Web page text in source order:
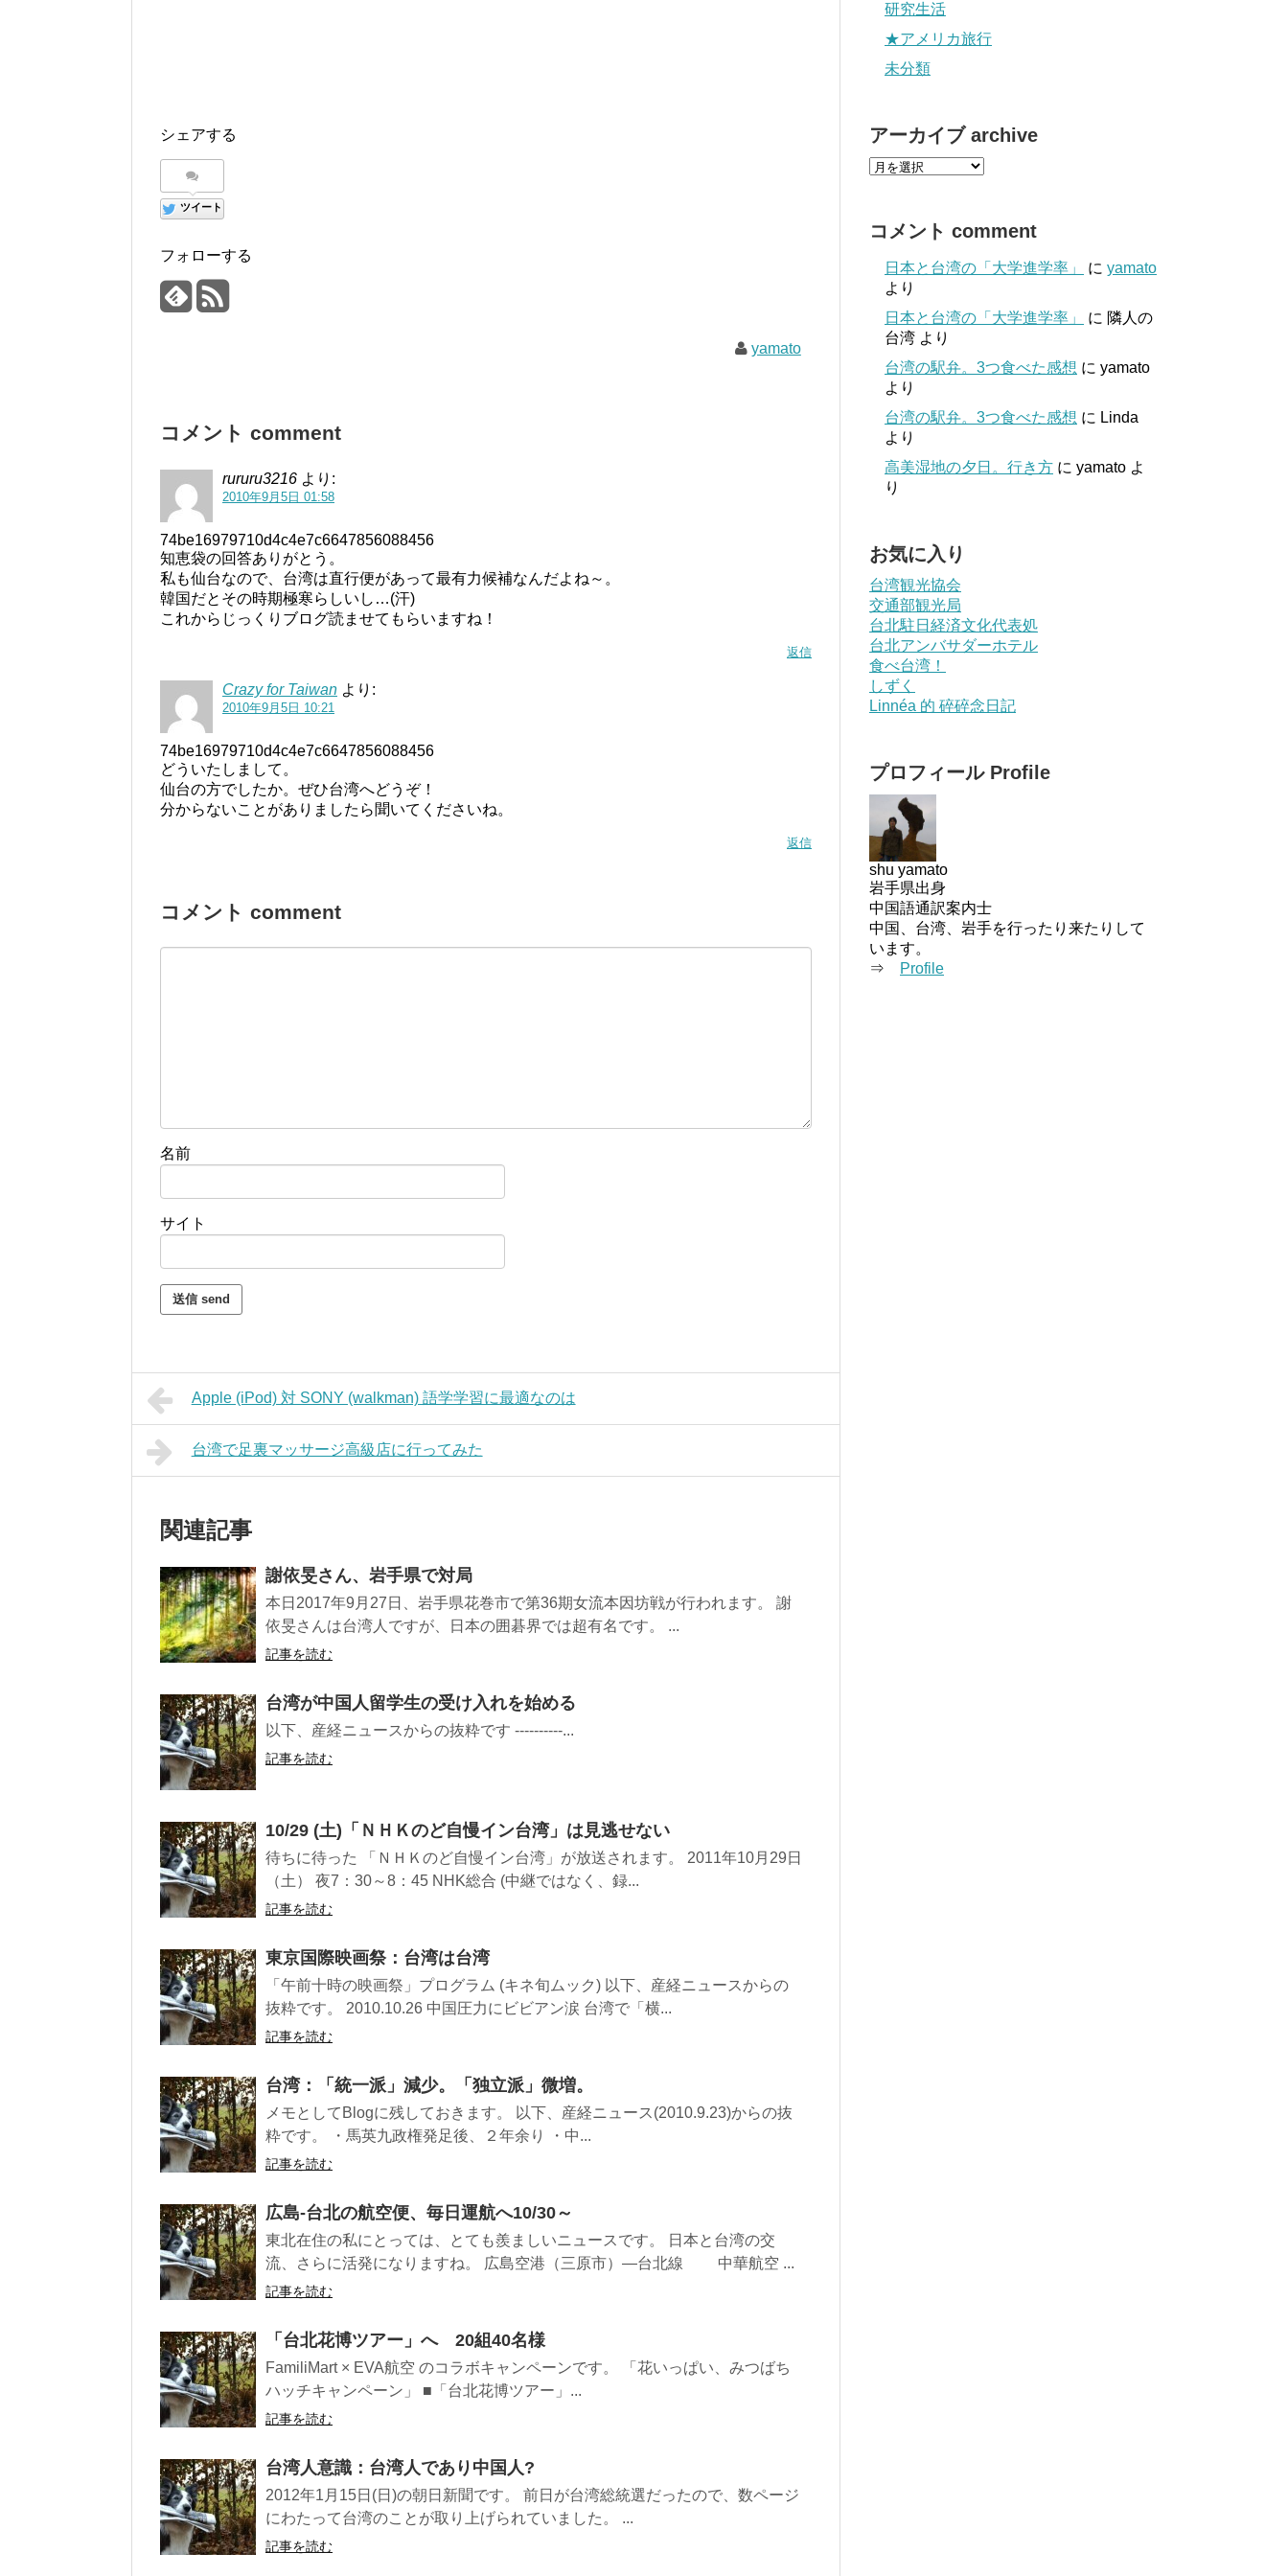
シェアする
ツイート
フォローする
yamato
コメント comment
rururu3216 より:
2010年9月5日 01:58
74be16979710d4c4e7c6647856088456
知恵袋の回答ありがとう。
私も仙台なので、台湾は直行便があって最有力候補なんだよね～。
韓国だとその時期極寒らしいし…(汗)
これからじっくりブログ読ませてもらいますね！
返信
Crazy for Taiwan より:
2010年9月5日 10:21
74be16979710d4c4e7c6647856088456
どういたしまして。
仙台の方でしたか。ぜひ台湾へどうぞ！
分からないことがありましたら聞いてくださいね。
返信
コメント comment
名前
サイト
Apple (iPod) 対 SONY (walkman) 語学学習に最適なのは
台湾で足裏マッサージ高級店に行ってみた
関連記事
謝依旻さん、岩手県で対局
本日2017年9月27日、岩手県花巻市で第36期女流本因坊戦が行われます。 謝
依旻さんは台湾人ですが、日本の囲碁界では超有名です。 ...
記事を読む
台湾が中国人留学生の受け入れを始める
以下、産経ニュースからの抜粋です ----------...
記事を読む
10/29 (土)「ＮＨＫのど自慢イン台湾」は見逃せない
待ちに待った 「ＮＨＫのど自慢イン台湾」が放送されます。 2011年10月29日
（土） 夜7：30～8：45 NHK総合 (中継ではなく、録...
記事を読む
東京国際映画祭：台湾は台湾
「午前十時の映画祭」プログラム (キネ旬ムック) 以下、産経ニュースからの
抜粋です。 2010.10.26 中国圧力にビビアン涙 台湾で「横...
記事を読む
台湾：「統一派」減少。「独立派」微増。
メモとしてBlogに残しておきます。 以下、産経ニュース(2010.9.23)からの抜
粋です。 ・馬英九政権発足後、２年余り ・中...
記事を読む
広島-台北の航空便、毎日運航へ10/30～
東北在住の私にとっては、とても羨ましいニュースです。 日本と台湾の交
流、さらに活発になりますね。 広島空港（三原市）―台北線 中華航空 ...
記事を読む
「台北花博ツアー」へ 20組40名様
FamiliMart × EVA航空 のコラボキャンペーンです。 「花いっぱい、みつばち
ハッチキャンペーン」 ■「台北花博ツアー」...
記事を読む
台湾人意識：台湾人であり中国人?
2012年1月15日(日)の朝日新聞です。 前日が台湾総統選だったので、数ページ
にわたって台湾のことが取り上げられていました。 ...
記事を読む
研究生活
★アメリカ旅行
未分類
アーカイブ archive
コメント comment
日本と台湾の「大学進学率」 に yamato
より
日本と台湾の「大学進学率」
に 隣人の
台湾 より
台湾の駅弁。3つ食べた感想 に yamato
より
台湾の駅弁。3つ食べた感想 に Linda
より
高美湿地の夕日。行き方 に yamato よ
り
お気に入り
台湾観光協会
交通部観光局
台北駐日経済文化代表処
台北アンバサダーホテル
食べ台湾！
しずく
Linnéa 的 碎碎念日記
プロフィール Profile
shu yamato
岩手県出身
中国語通訳案内士
中国、台湾、岩手を行ったり来たりして
います。
⇒
Profile